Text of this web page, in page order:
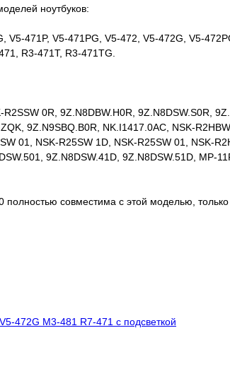
ноутбуков:
V5-471P, V5-471PG, V5-472, V5-472G, V5-
R3-471T, R3-471TG.
0R, 9Z.N8DBW.H0R, 9Z.N8DSW.S0R,
9Z.N9SBQ.B0R, NK.I1417.0AC, NSK-
01, NSK-R25SW 1D, NSK-R25SW 01, NSK-
9Z.N8DSW.41D, 9Z.N8DSW.51D, MP-
совместима с этой моделью, только
472G M3-481 R7-471 с подсветкой